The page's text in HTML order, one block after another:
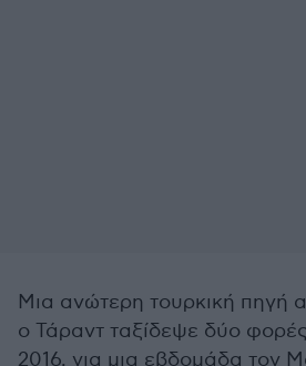
Μια ανώτερη τουρκική πηγή
ο Τάραντ ταξίδεψε δύο
2016, για μια εβδομάδα τον